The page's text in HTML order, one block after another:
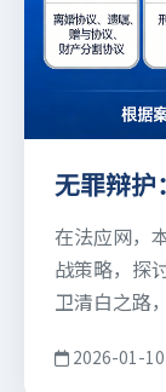
无罪辩护
在法应网，
战策略，探
卫清白之路
2026-01-